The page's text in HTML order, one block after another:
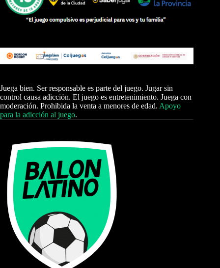
Juega bien. Ser responsable es parte del juego. Jugar sin
control causa adicción. El juego es entretenimiento. Juega con
moderación. Prohibida la venta a menores de edad. Apoyo
para la adicción al juego.